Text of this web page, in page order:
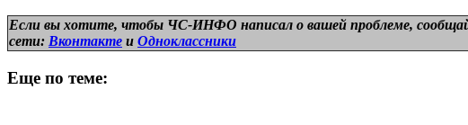
Если вы хотите, чтобы ЧС-ИНФО написал о вашей проблеме,
сети: Вконтакте и Одноклассники
Еще по теме: